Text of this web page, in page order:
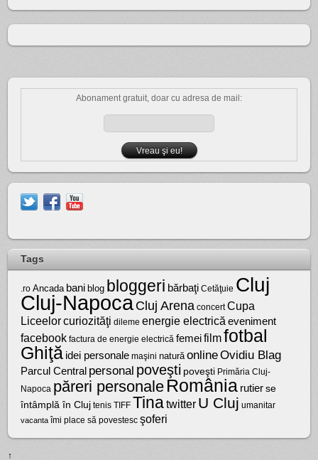
Abonament gratuit, doar cu adresa de mail:
Tags
.ro Ancada bani blog bloggeri bărbaţi Cetăţuie Cluj
Cluj-NapocaCluj Arena concert Cupa
Liceelorcuriozităţi dileme energie electrică eveniment
facebook factura de energie electrică femei filmfotbal
Ghiţă idei personale maşini natură onlineOvidiu Blag
Parcul Central personal poveşti poveşti Primăria Cluj-
Napoca păreri personale România rutier se
întâmplă în Cluj tenis TIFF Tinatwitter U Cluj umanitar
vacanta îmi place să povestesc şoferi
↑